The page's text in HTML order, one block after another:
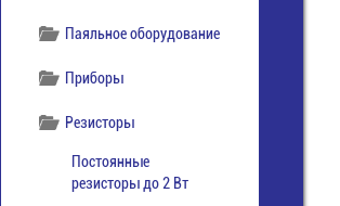
Паяльное оборудование
Приборы
Резисторы
Постоянные
резисторы до 2 Вт